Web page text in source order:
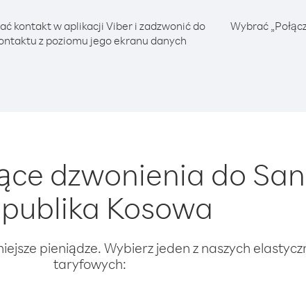
kontakt w aplikacji Viber i zadzwonić do
z poziomu jego ekranu danych
Wybrać
dzwonienia do
Kosowa
pieniądze. Wybierz jeden z naszych
taryfowych: